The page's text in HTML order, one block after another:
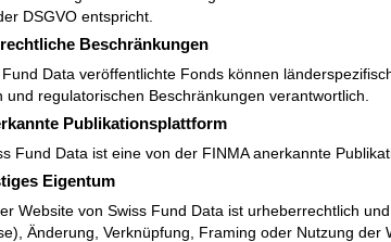
DSGVO entspricht.
Beschränkungen
Data veröffentlichte Fonds können
regulatorischen Beschränkungen verantwortlich.
Publikationsplattform
Fund Data ist eine von der FINMA anerkannte
Eigentum
Website von Swiss Fund Data ist urheberrechtlich
Änderung, Verknüpfung, Framing oder Nutzung